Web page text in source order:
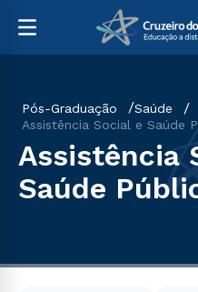
Pós-Graduação
Saúde
Assistência Social e Saúde
Assistência
Saúde